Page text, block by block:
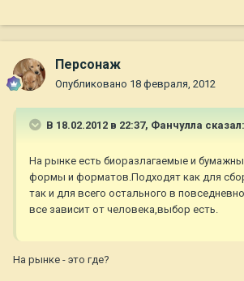
Персонаж
Опубликовано 18 февраля, 2012
В 18.02.2012 в 22:37, Фанчулла сказал:
На рынке есть биоразлагаемые и
формы и форматов.Подходят как для
так и для всего остального в
все зависит от человека,выбор есть.
На рынке - это где?